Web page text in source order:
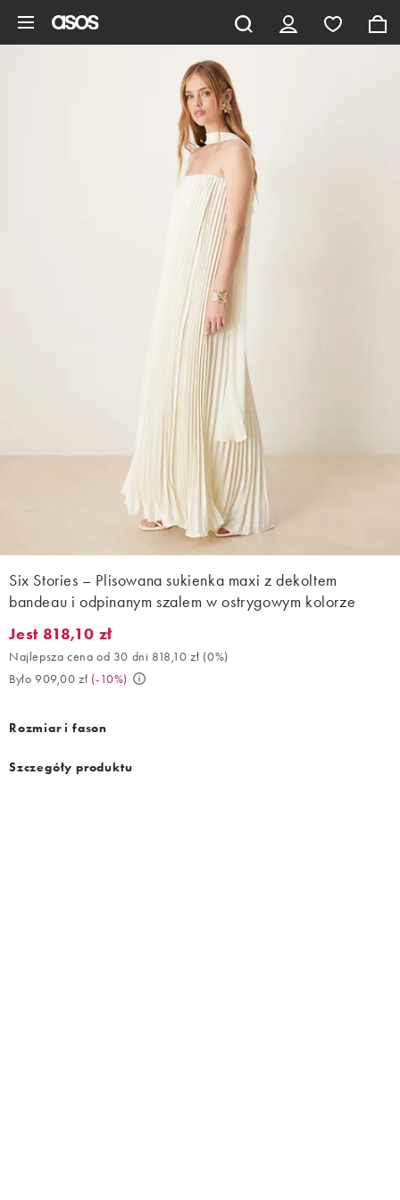
Six Stories – Plisowana sukienka maxi z dekoltem
bandeau i odpinanym szalem w ostrygowym kolorze
Jest 818,10 zł. Najlepsza cena od 30 dni 818,10 zł (0%). Było
Jest 818,10 zł
Najlepsza cena od 30 dni 818,10 zł (0%)
Było 909,00 zł (-10%)
Rozmiar i fason
Szczegóły produktu